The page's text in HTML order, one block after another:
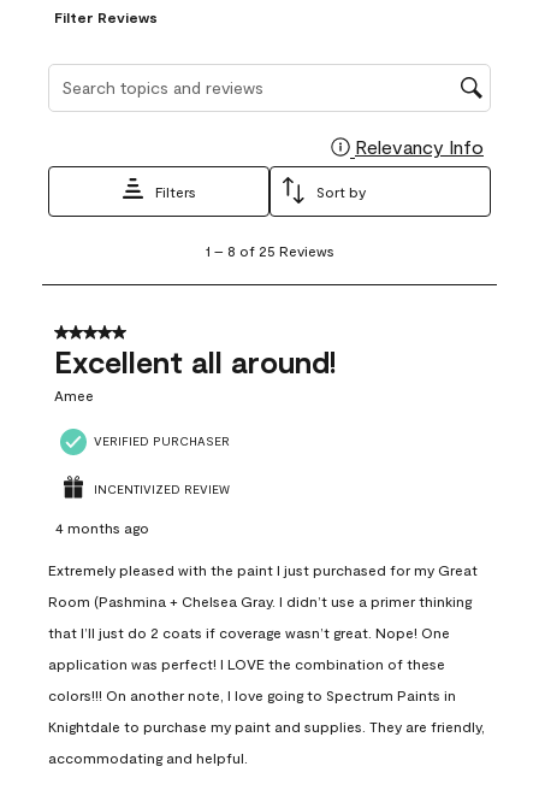
Filter Reviews
Relevancy Info
Filters Sort by
8
25
Reviews
1 – 8 of 25 Reviews
5 out of 5 stars.
Excellent all around!
Amee
VERIFIED PURCHASER
INCENTIVIZED REVIEW
4 months ago
Extremely pleased with the paint I just purchased for my Great
Room (Pashmina + Chelsea Gray. I didn’t use a primer thinking
that I’ll just do 2 coats if coverage wasn’t great. Nope! One
application was perfect! I LOVE the combination of these
colors!!! On another note, I love going to Spectrum Paints in
Knightdale to purchase my paint and supplies. They are friendly,
accommodating and helpful.